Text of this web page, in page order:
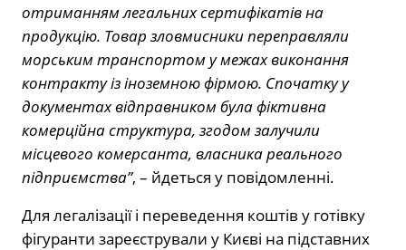
отриманням легальних сертифікатів на
продукцію. Товар зловмисники переправляли
морським транспортом у межах виконання
контракту із іноземною фірмою. Спочатку у
документах відправником була фіктивна
комерційна структура, згодом залучили
місцевого комерсанта, власника реального
підприємства”, – йдеться у повідомленні.
Для легалізації і переведення коштів у готівку
фігуранти зареєстрували у Києві на підставних